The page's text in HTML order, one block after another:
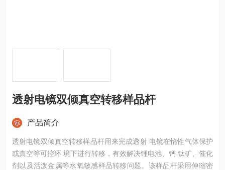
透射电镜双倾真空转移样品杆
产品简介
透射电镜双倾真空转移样品杆用来完成透射 电镜在惰性气体保护
或真空等可控环 境下进行转移，有效解决锂电池、钙 钛矿、催化
剂以及活泼金属等水氧敏感样品转移问题。该样品杆采用伸缩密